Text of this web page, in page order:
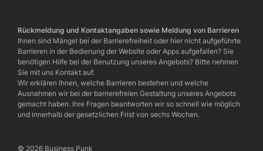
Rückmeldung und Kontaktangaben sowie Meldung von Barrieren
Ihnen sind Mängel bei der Barrierefreiheit oder hier nicht aufgeführte
Barrieren in der Bedienung der Website oder Apps aufgefallen? Sie
benötigen Hilfe bei der Benutzung unseres Angebots? Bitte nehmen
Sie mit uns Kontakt auf.
Wir erklären Ihnen, welche Barrieren bestehen und welche
Ausnahmen wir bei der barrierefreien Gestaltung unseres Angebots
gemacht haben. Ihre Fragen beantworten wir so schnell wie möglich
und innerhalb der gesetzlichen Frist von sechs Wochen.
© 2026 Business Punk